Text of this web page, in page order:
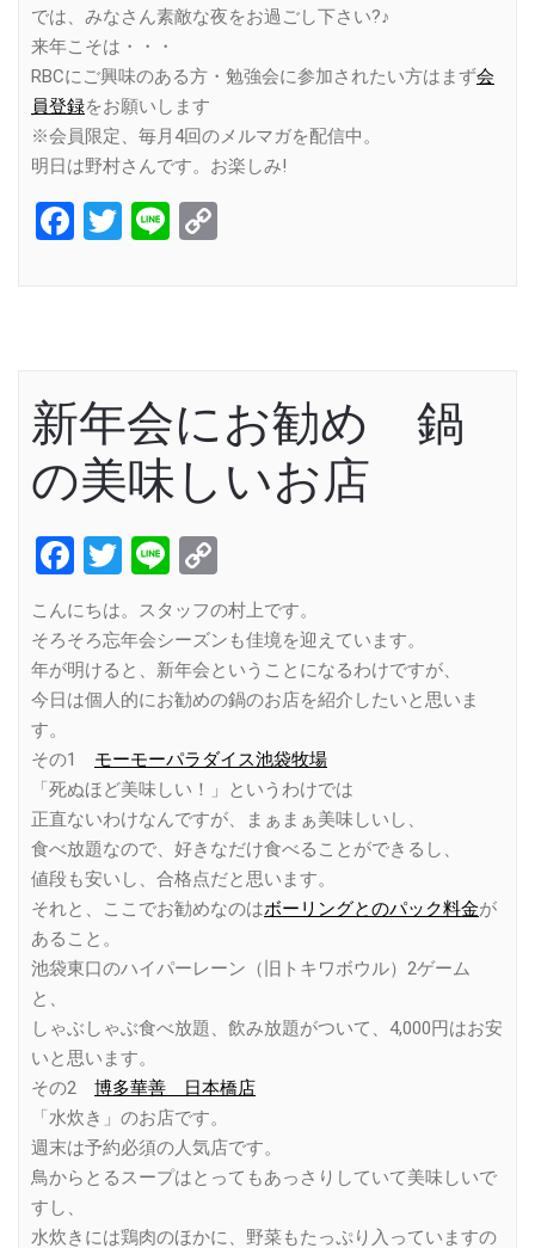
では、みなさん素敵な夜をお過ごし下さい?♪
来年こそは・・・
RBCにご興味のある方・勉強会に参加されたい方はまず会
員登録をお願いします
※会員限定、毎月4回のメルマガを配信中。
明日は野村さんです。お楽しみ!
Facebook
Twitter
Line
新年会にお勧め 鍋
の美味しいお店
Facebook
Twitter
Line
Link
こんにちは。スタッフの村上です。
そろそろ忘年会シーズンも佳境を迎えています。
年が明けると、新年会ということになるわけですが、
今日は個人的にお勧めの鍋のお店を紹介したいと思いま
す。
その1 モーモーパラダイス池袋牧場
「死ぬほど美味しい！」というわけでは
正直ないわけなんですが、まぁまぁ美味しいし、
食べ放題なので、好きなだけ食べることができるし、
値段も安いし、合格点だと思います。
それと、ここでお勧めなのはボーリングとのパック料金が
あること。
池袋東口のハイパーレーン（旧トキワボウル）2ゲーム
と、
しゃぶしゃぶ食べ放題、飲み放題がついて、4,000円はお安
いと思います。
その2 博多華善 日本橋店
「水炊き」のお店です。
週末は予約必須の人気店です。
鳥からとるスープはとってもあっさりしていて美味しいで
すし、
水炊きには鶏肉のほかに、野菜もたっぷり入っていますの